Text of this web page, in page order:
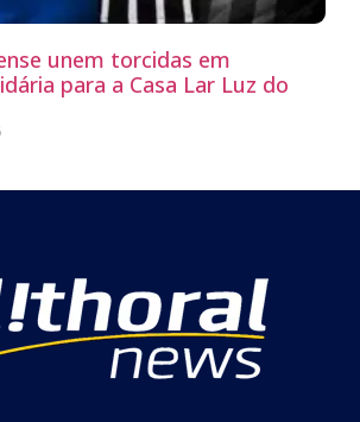
unem torcidas em
para a Casa Lar Luz do